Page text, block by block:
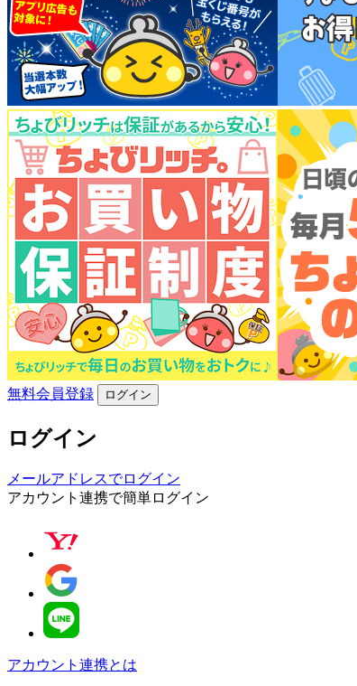
無料会員登録 ログイン
ログイン
メールアドレスでログイン
アカウント連携で簡単ログイン
アカウント連携とは